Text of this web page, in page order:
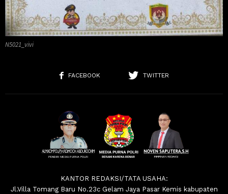
N5021_vivi
FACEBOOK TWITTER
KANTOR REDAKSI/TATA USAHA:
Jl.Villa Tomang Baru No.23c Gelam Jaya Pasar Kemis kabupaten